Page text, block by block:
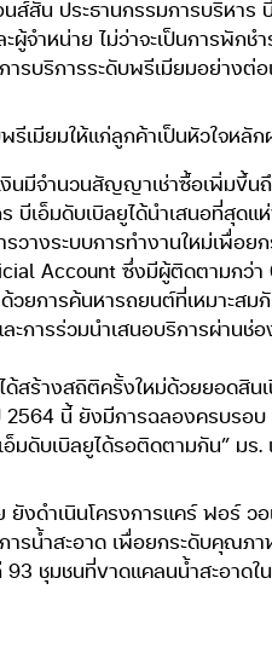
สัน ประธานกรรมการบริหาร
ำหน่าย ไม่ว่าจะเป็นการพักชำ
รบริการระดับพรีเมียมอย่างต่อ
มียมให้แก่ลูกค้าเป็นหัวใจหลั
นมีจำนวนสัญญาเช่าซื้อเพิ่มขึ้น
บีเอ็มดับเบิลยูได้นำเสนอที่สุด
วางระบบการทำงานใหม่เพื่อ
Account ซึ่งมีผู้ติดตามก
วยการค้นหารถยนต์ที่เหมาะส
การร่วมนำเสนอบริการผ่านช่
ด้สร้างสถิติครั้งใหม่ด้วยยอด
2564 นี้ ยังมีการฉลองครบรอ
มดับเบิลยูได้รอติดตามกัน” มร
ยังดำเนินโครงการแคร์ ฟอร์
ารน้ำสะอาด เพื่อยกระดับคุณ
ชุมชนที่ขาดแคลนน้ำสะอาด